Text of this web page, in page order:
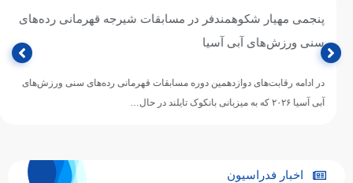
پنجمی مهیار شکوهمندفر در مسابقات شیرجه قهرمانی رده‌های
سنی ورزش‌های آبی آسیا
در ادامه رقابت‌های دوازدهمین دوره مسابقات قهرمانی رده‌های سنی ورزش‌های
آبی آسیا ۲۰۲۶ که به میزبانی بانکوک تایلند در حال…
اخبار فدراسیون